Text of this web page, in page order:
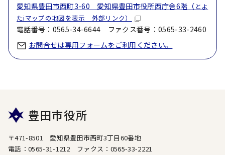
愛知県豊田市西町3-60 愛知県豊田市役所西庁舎6階（ とよ
たiマップの地図を表示 外部リンク）
電話番号：0565-34-6644 ファクス番号：0565-33-2460
お問合せは専用フォームをご利用ください。
豊田市役所
〒471-8501 愛知県豊田市西町3丁目60番地
電話：0565-31-1212 ファクス：0565-33-2221